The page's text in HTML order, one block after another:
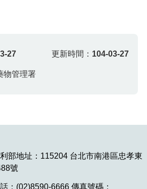
27 更新時間： 104-03-27
物管理署
部地址：115204 台北市南港區忠孝東
號
：(02)8590-6666 傳真號碼：